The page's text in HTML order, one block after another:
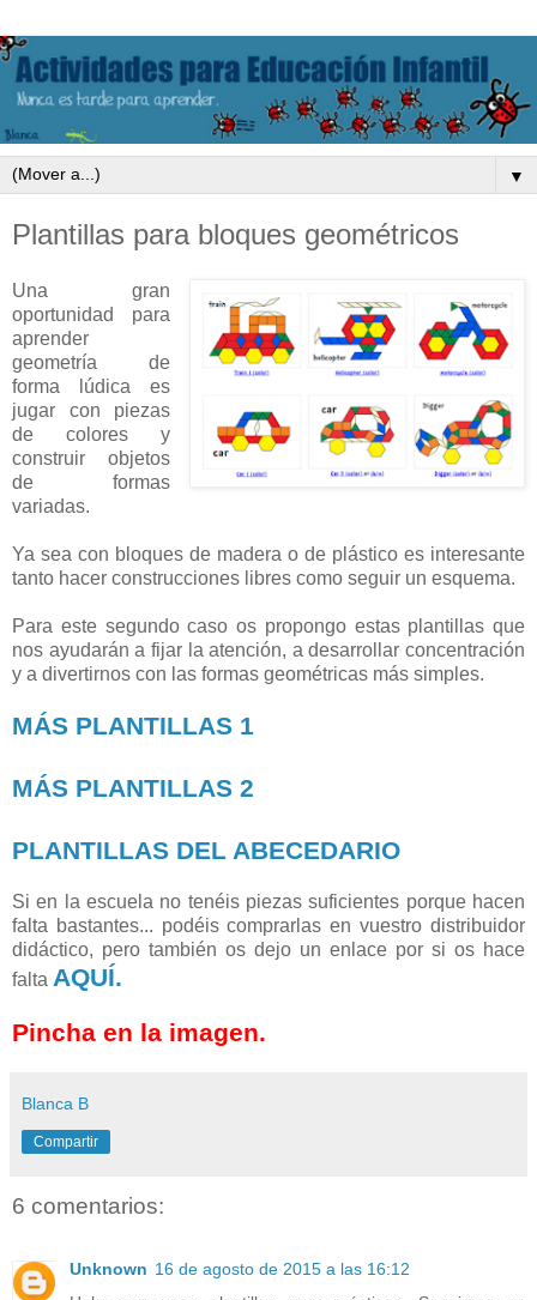
▼
Plantillas para bloques geométricos
Una gran
oportunidad para
aprender
geometría de
forma lúdica es
jugar con piezas
de colores y
construir objetos
de formas
variadas.
Ya sea con bloques de madera o de plástico es interesante
tanto hacer construcciones libres como seguir un esquema.
Para este segundo caso os propongo estas plantillas que
nos ayudarán a fijar la atención, a desarrollar concentración
y a divertirnos con las formas geométricas más simples.
MÁS PLANTILLAS 1
MÁS PLANTILLAS 2
PLANTILLAS DEL ABECEDARIO
Si en la escuela no tenéis piezas suficientes porque hacen
falta bastantes... podéis comprarlas en vuestro distribuidor
didáctico, pero también os dejo un enlace por si os hace
falta AQUÍ.
Pincha en la imagen.
Blanca B
Compartir
6 comentarios:
Unknown 16 de agosto de 2015 a las 16:12